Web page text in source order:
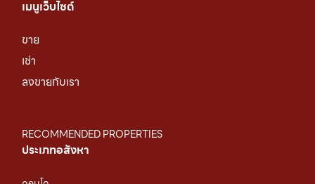
เมนูเว็บไซต์
ขาย
เช่า
ลงขายกับเรา
RECOMMENDED PROPERTIES
ประเภทอสังหา